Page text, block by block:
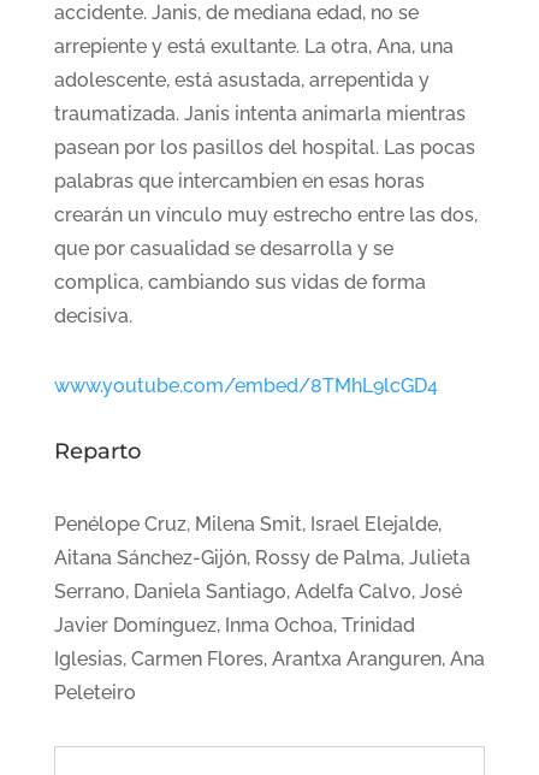
accidente. Janis, de mediana edad, no se
arrepiente y está exultante. La otra, Ana, una
adolescente, está asustada, arrepentida y
traumatizada. Janis intenta animarla mientras
pasean por los pasillos del hospital. Las pocas
palabras que intercambien en esas horas
crearán un vínculo muy estrecho entre las dos,
que por casualidad se desarrolla y se
complica, cambiando sus vidas de forma
decisiva.
www.youtube.com/embed/8TMhL9lcGD4
Reparto
Penélope Cruz, Milena Smit, Israel Elejalde,
Aitana Sánchez-Gijón, Rossy de Palma, Julieta
Serrano, Daniela Santiago, Adelfa Calvo, José
Javier Domínguez, Inma Ochoa, Trinidad
Iglesias, Carmen Flores, Arantxa Aranguren, Ana
Peleteiro